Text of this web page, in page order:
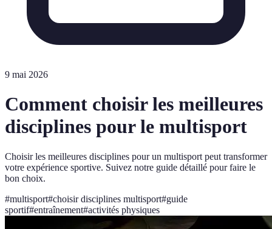
9 mai 2026
Comment choisir les meilleures
disciplines pour le multisport
Choisir les meilleures disciplines pour un multisport peut transformer
votre expérience sportive. Suivez notre guide détaillé pour faire le
bon choix.
#multisport#choisir disciplines multisport#guide
sportif#entraînement#activités physiques